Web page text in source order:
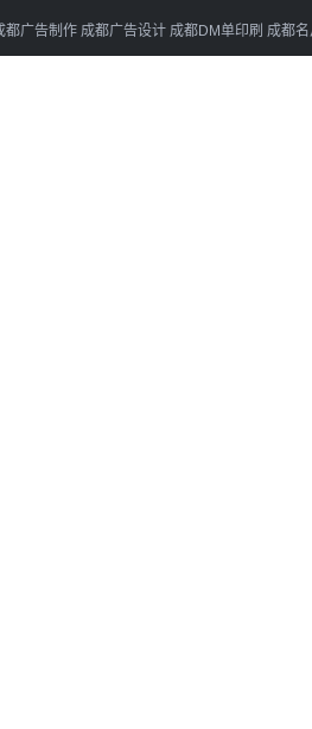
都广告制作 成都广告设计 成都DM单印刷 成都